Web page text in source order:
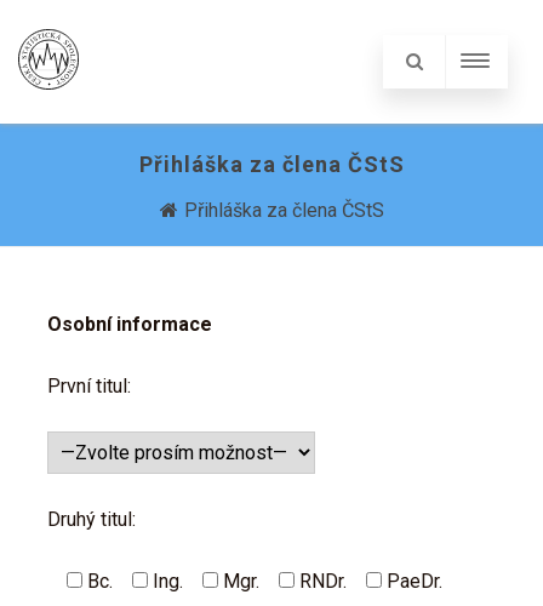
Přihláška za člena ČStS
Přihláška za člena ČStS
Osobní informace
První titul:
Druhý titul:
Bc. Ing. Mgr. RNDr. PaeDr.